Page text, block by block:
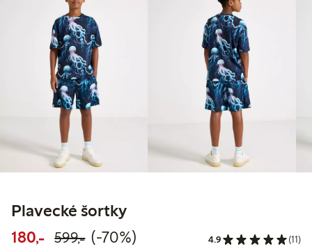
Plavecké šortky
180,- Snížená cena: 180,00 Kč
599,-Běžná cena: 599,00 Kč
70% sleva
(-70%) 4.9 (11)